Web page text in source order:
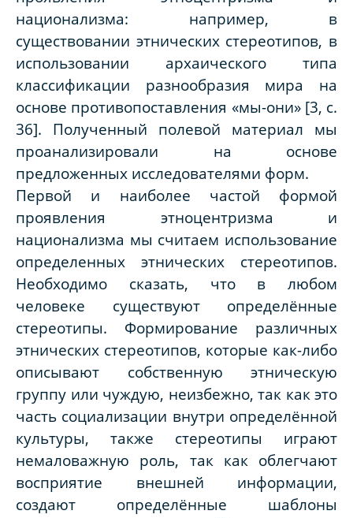
национализма: например, в
существовании этнических стереотипов, в
использовании архаического типа
классификации разнообразия мира на
основе противопоставления «мы-они» [3, с.
36]. Полученный полевой материал мы
проанализировали на основе
предложенных исследователями форм.
Первой и наиболее частой формой
проявления этноцентризма и
национализма мы считаем использование
определенных этнических стереотипов.
Необходимо сказать, что в любом
человеке существуют определённые
стереотипы. Формирование различных
этнических стереотипов, которые как-либо
описывают собственную этническую
группу или чуждую, неизбежно, так как это
часть социализации внутри определённой
культуры, также стереотипы играют
немаловажную роль, так как облегчают
восприятие внешней информации,
создают определённые шаблоны